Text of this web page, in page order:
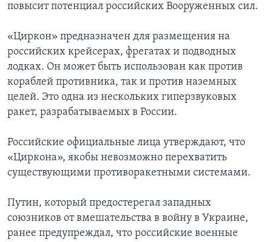
повысит потенциал российских Вооруженных сил.
«Циркон» предназначен для размещения на
российских крейсерах, фрегатах и подводных
лодках. Он может быть использован как против
кораблей противника, так и против наземных
целей. Это одна из нескольких гиперзвуковых
ракет, разрабатываемых в России.
Российские официальные лица утверждают, что
«Циркона», якобы невозможно перехватить
существующими противоракетными системами.
Путин, который предостерегал западных
союзников от вмешательства в войну в Украине,
ранее предупреждал, что российские военные